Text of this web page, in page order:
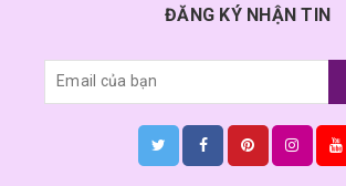
ĐĂNG KÝ NHẬN TIN